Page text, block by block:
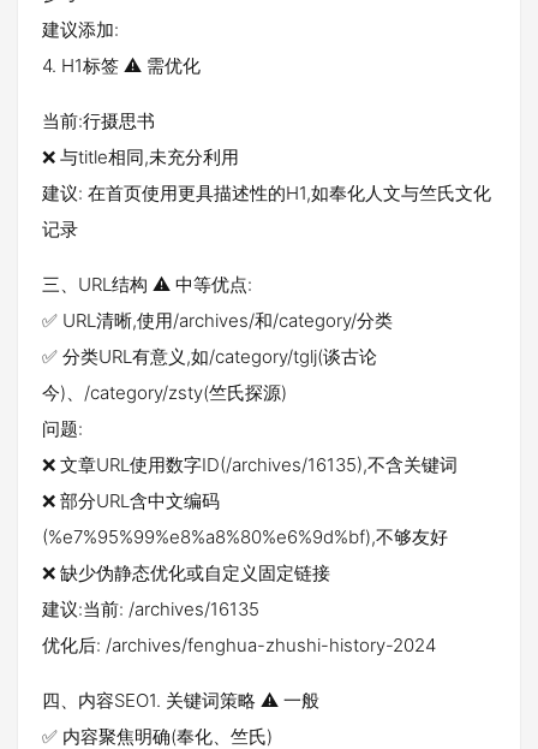
建议添加:
4. H1标签 ⚠️ 需优化
当前:行摄思书
❌ 与title相同,未充分利用
建议: 在首页使用更具描述性的H1,如奉化人文与竺氏文化
记录
三、URL结构 ⚠️ 中等优点:
✅ URL清晰,使用/archives/和/category/分类
✅ 分类URL有意义,如/category/tglj(谈古论
今)、/category/zsty(竺氏探源)
问题:
❌ 文章URL使用数字ID(/archives/16135),不含关键词
❌ 部分URL含中文编码
(%e7%95%99%e8%a8%80%e6%9d%bf),不够友好
❌ 缺少伪静态优化或自定义固定链接
建议:当前: /archives/16135
优化后: /archives/fenghua-zhushi-history-2024
四、内容SEO1. 关键词策略 ⚠️ 一般
✅ 内容聚焦明确(奉化、竺氏)